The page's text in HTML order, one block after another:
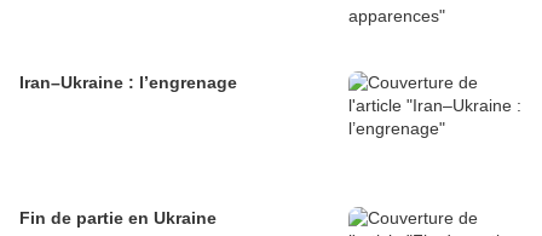
Iran–Ukraine : l’engrenage
Fin de partie en Ukraine